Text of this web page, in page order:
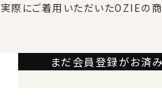
実際にご着用いただいたOZIEの
まだ会員登録がお済